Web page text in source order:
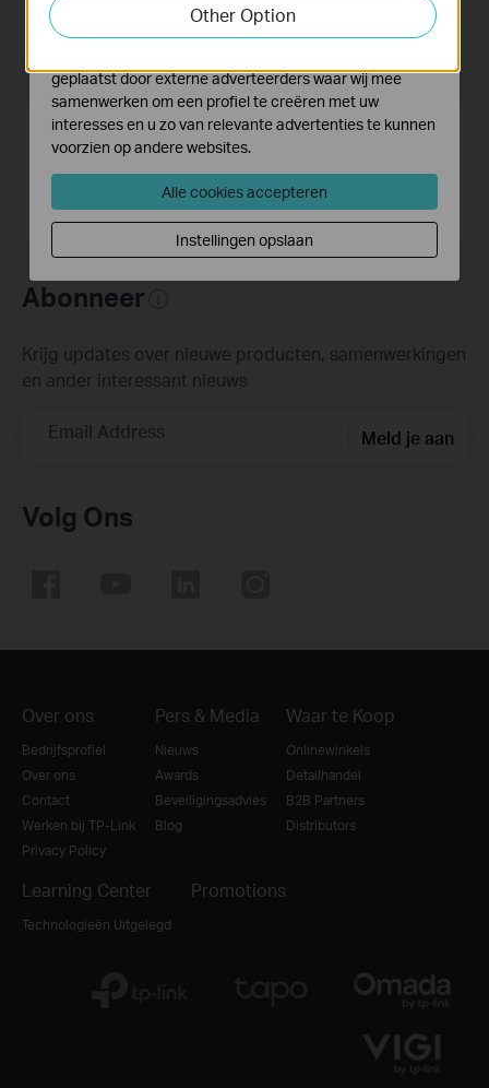
Bestandsgrootte:10.46 MB
Besturingssysteem: WinXP/Vista/7/8
Notes:
EasySetupAssistant for TL-WR841ND、TL-WR841ND V9
Abonneer
Krijg updates over nieuwe producten, samenwerkingen
en ander interessant nieuws
Email Address Meld je aan
Volg Ons
Over ons
Bedrijfsprofiel
Over ons
Contact
Werken bij TP-Link
Privacy Policy
Pers & Media
Nieuws
Awards
Beveiligingsadvies
Blog
Waar te Koop
Onlinewinkels
Detailhandel
B2B Partners
Distributors
Learning Center
Technologieën Uitgelegd
Promotions
Other Option
verbeteren.
geplaatst door externe adverteerders waar wij mee
samenwerken om een profiel te creëren met uw
interesses en u zo van relevante advertenties te kunnen
voorzien op andere websites.
Alle cookies accepteren
Instellingen opslaan